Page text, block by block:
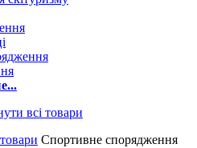
Спортивне спорядження